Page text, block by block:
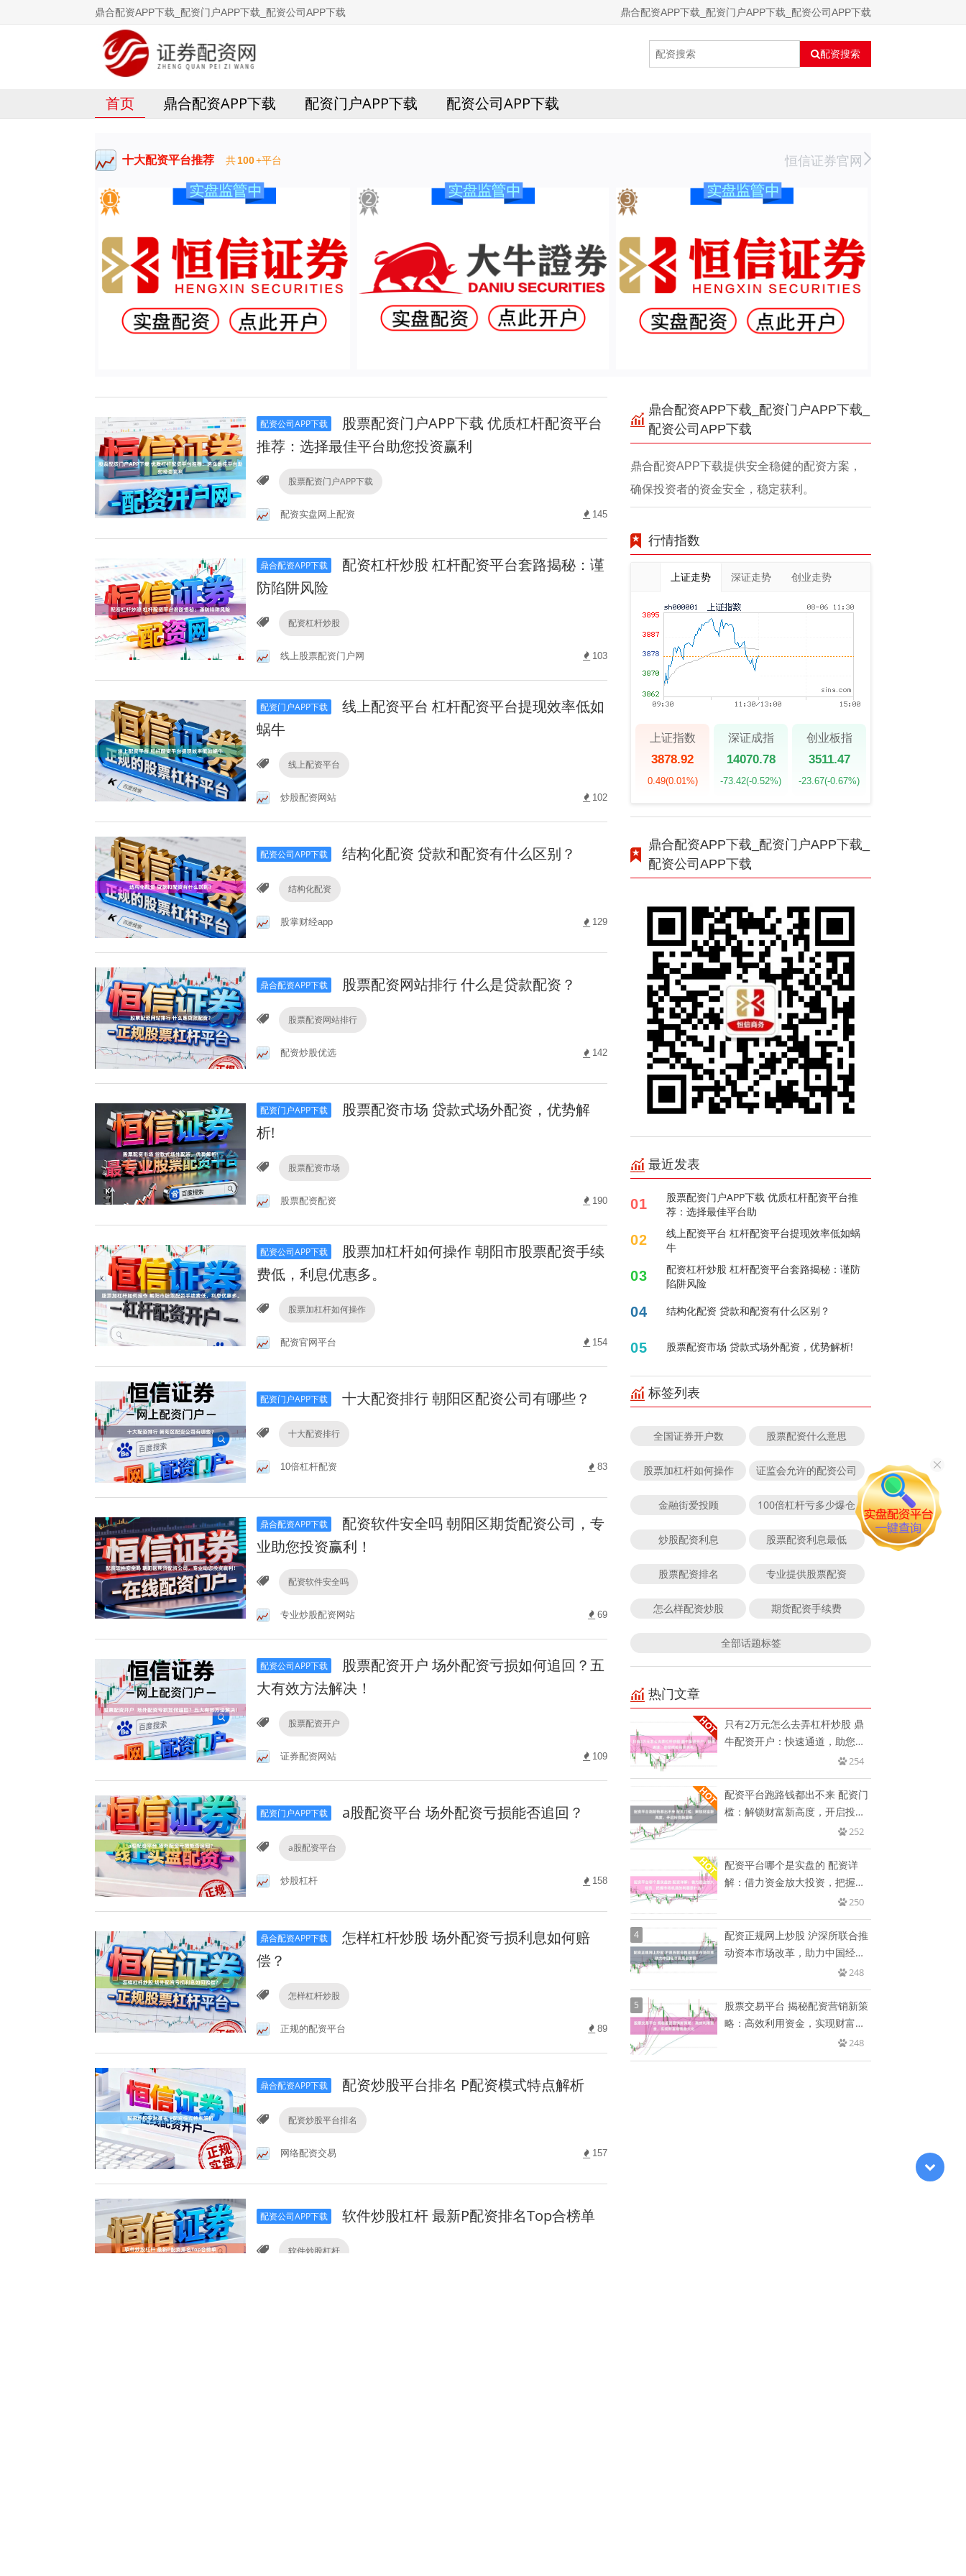
鼎合配资APP下载_配资门户APP下载_配资公司APP下载 鼎合配资APP下载_配资门户APP下载_配资公司APP下载
配资搜索
首页 鼎合配资APP下载 配资门户APP下载 配资公司APP下载
十大配资平台推荐 共100+平台 恒信证券官网
配资公司APP下载
股票配资门户APP下载 优质杠杆配资平台
推荐：选择最佳平台助您投资赢利
股票配资门户APP下载
配资实盘网上配资 145
鼎合配资APP下载
配资杠杆炒股 杠杆配资平台套路揭秘：谨
防陷阱风险
配资杠杆炒股
线上股票配资门户网 103
配资门户APP下载
线上配资平台 杠杆配资平台提现效率低如
蜗牛
线上配资平台
炒股配资网站 102
配资公司APP下载 结构化配资 贷款和配资有什么区别？
结构化配资
股掌财经app 129
鼎合配资APP下载 股票配资网站排行 什么是贷款配资？
股票配资网站排行
配资炒股优选 142
配资门户APP下载
股票配资市场 贷款式场外配资，优势解
析!
股票配资市场
股票配资配资 190
配资公司APP下载
股票加杠杆如何操作 朝阳市股票配资手续
费低，利息优惠多。
股票加杠杆如何操作
配资官网平台 154
配资门户APP下载 十大配资排行 朝阳区配资公司有哪些？
十大配资排行
10倍杠杆配资 83
鼎合配资APP下载
配资软件安全吗 朝阳区期货配资公司，专
业助您投资赢利！
配资软件安全吗
专业炒股配资网站 69
配资公司APP下载
股票配资开户 场外配资亏损如何追回？五
大有效方法解决！
股票配资开户
证券配资网站 109
配资门户APP下载 a股配资平台 场外配资亏损能否追回？
a股配资平台
炒股杠杆 158
鼎合配资APP下载
怎样杠杆炒股 场外配资亏损利息如何赔
偿？
怎样杠杆炒股
正规的配资平台 89
鼎合配资APP下载 配资炒股平台排名 P配资模式特点解析
配资炒股平台排名
网络配资交易 157
配资公司APP下载 软件炒股杠杆 最新P配资排名Top合榜单
软件炒股杠杆
鼎合配资APP下载_配资门户APP下载_
配资公司APP下载
鼎合配资APP下载提供安全稳健的配资方案，
确保投资者的资金安全，稳定获利。
行情指数
上证走势 深证走势 创业走势
上证指数
3878.92
0.49(0.01%)
深证成指
14070.78
-73.42(-0.52%)
创业板指
3511.47
-23.67(-0.67%)
鼎合配资APP下载_配资门户APP下载_
配资公司APP下载
最近发表
01
股票配资门户APP下载 优质杠杆配资平台推
荐：选择最佳平台助
02
线上配资平台 杠杆配资平台提现效率低如蜗
牛
03
配资杠杆炒股 杠杆配资平台套路揭秘：谨防
陷阱风险
04 结构化配资 贷款和配资有什么区别？
05 股票配资市场 贷款式场外配资，优势解析!
标签列表
全国证券开户数 股票配资什么意思
股票加杠杆如何操作 证监会允许的配资公司
金融街爱投顾 100倍杠杆亏多少爆仓
炒股配资利息 股票配资利息最低
股票配资排名 专业提供股票配资
怎么样配资炒股 期货配资手续费
全部话题标签
热门文章
只有2万元怎么去弄杠杆炒股 鼎
牛配资开户：快速通道，助您把
254
配资平台跑路钱都出不来 配资门
槛：解锁财富新高度，开启投资
252
配资平台哪个是实盘的 配资详
解：借力资金放大投资，把握市
250
4
配资正规网上炒股 沪深所联合推
动资本市场改革，助力中国经济
248
5
股票交易平台 揭秘配资营销新策
略：高效利用资金，实现财富增
248